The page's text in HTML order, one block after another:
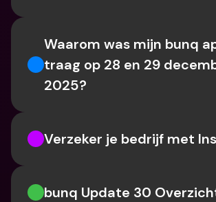
Waarom was mijn bunq
traag op 28 en 29
2025?
Verzeker je bedrijf met
bunq Update 30